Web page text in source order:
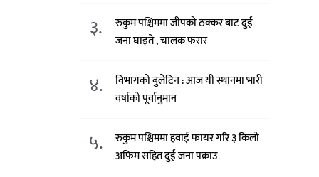
३.
रुकुम पश्चिममा जीपको ठक्कर बाट दुई
जना घाइते , चालक फरार
४.
विभागको बुलेटिन : आज यी स्थानमा भारी
वर्षाको पूर्वानुमान
५.
रुकुम पश्चिममा हवाई फायर गरि ३ किलो
अफिम सहित दुई जना पक्राउ